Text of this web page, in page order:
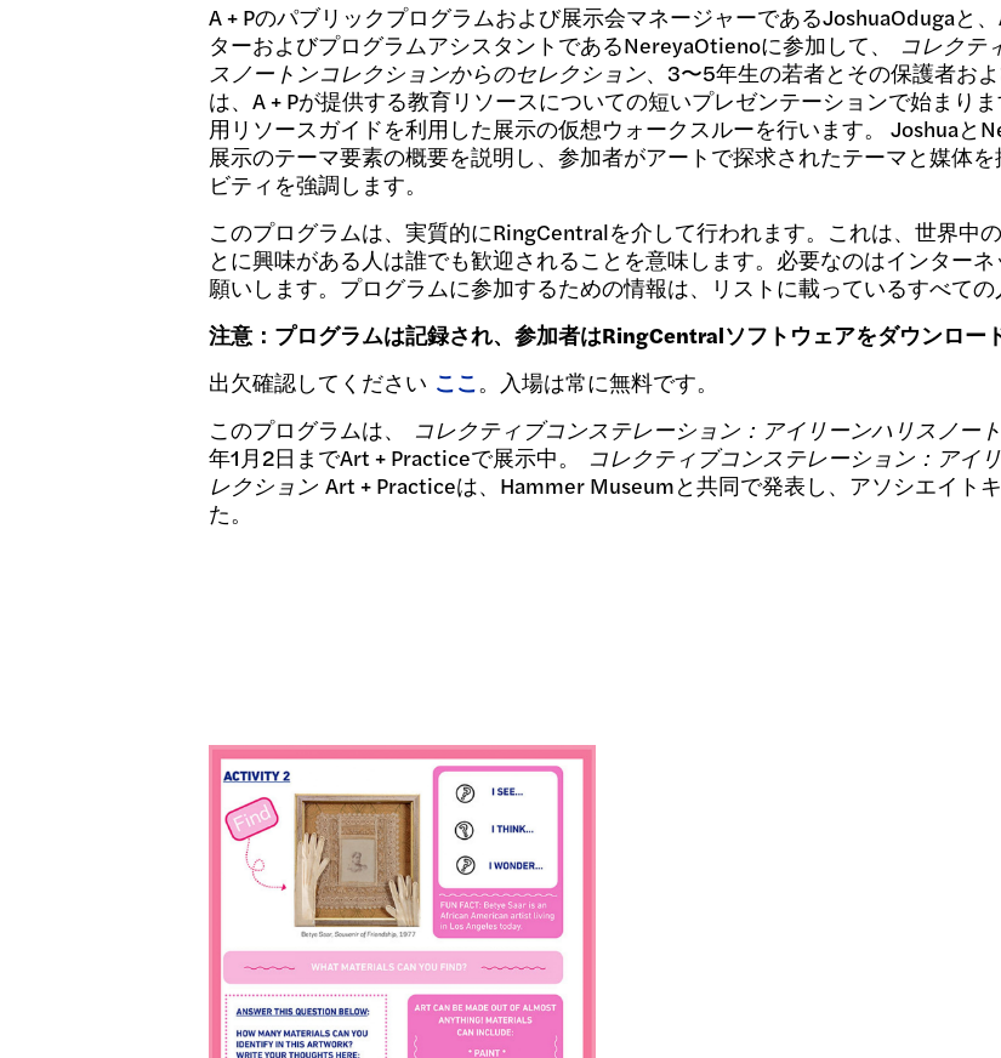
A + Pのパブリックプログラムおよび展示会マネージャーであるJoshuaOdugaと
ターおよびプログラムアシスタントであるNereyaOtienoに参加して、
コレクテ
スノートンコレクションからのセレクション、3〜5年生の若者とその保護者お
は、A + Pが提供する教育リソースについての短いプレゼンテーションで始まり
用リソースガイドを利用した展示の仮想ウォークスルーを行います。 Joshuaと
展示のテーマ要素の概要を説明し、参加者がアートで探求されたテーマと媒体
ビティを強調します。
このプログラムは、実質的にRingCentralを介して行われます。これは、世界中
とに興味がある人は誰でも歓迎されることを意味します。必要なのはインター
願いします。プログラムに参加するための情報は、リストに載っているすべての
注意：プログラムは記録され、参加者はRingCentralソフトウェアをダウンロー
出欠確認してください ここ。入場は常に無料です。
このプログラムは、
コレクティブコンステレーション：アイリーンハリスノー
年1月2日までArt + Practiceで展示中。
コレクティブコンステレーション：アイ
レクションArt + Practiceは、Hammer Museumと共同で発表し、アソシエイト
た。